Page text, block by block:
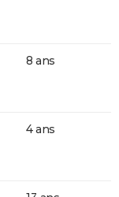
8 ans
4 ans